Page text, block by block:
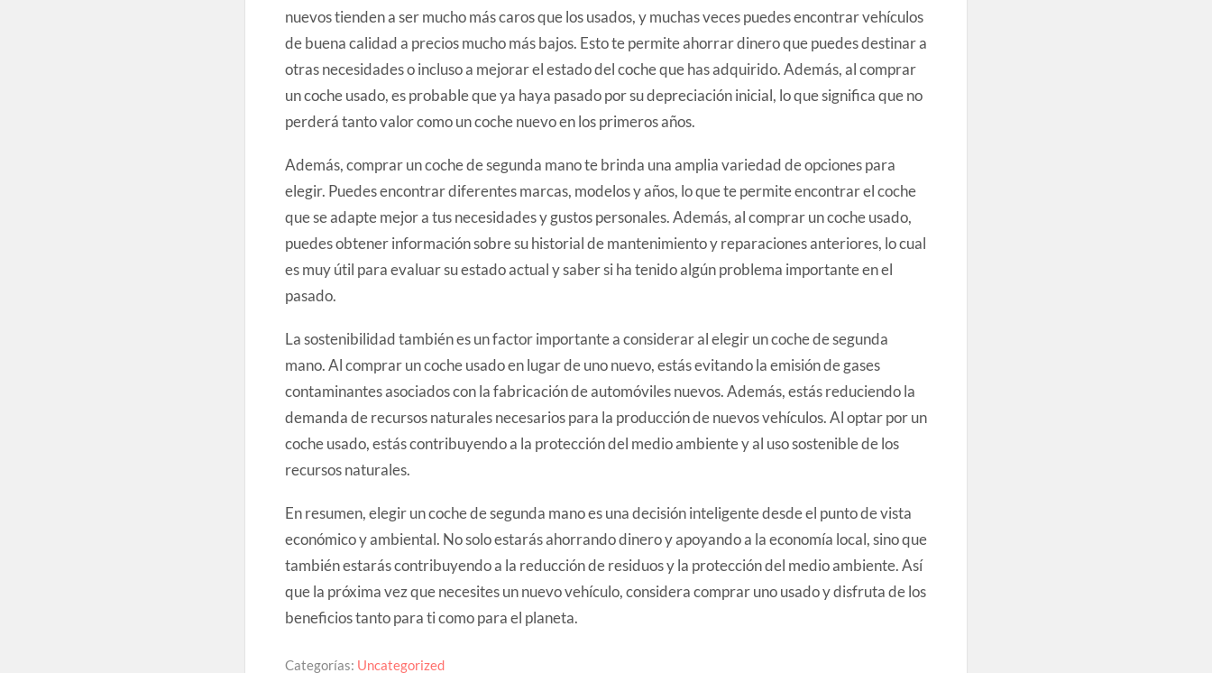
nuevos tienden a ser mucho más caros que los usados, y muchas veces puedes encontrar vehículos
de buena calidad a precios mucho más bajos. Esto te permite ahorrar dinero que puedes destinar a
otras necesidades o incluso a mejorar el estado del coche que has adquirido. Además, al comprar
un coche usado, es probable que ya haya pasado por su depreciación inicial, lo que significa que no
perderá tanto valor como un coche nuevo en los primeros años.
Además, comprar un coche de segunda mano te brinda una amplia variedad de opciones para
elegir. Puedes encontrar diferentes marcas, modelos y años, lo que te permite encontrar el coche
que se adapte mejor a tus necesidades y gustos personales. Además, al comprar un coche usado,
puedes obtener información sobre su historial de mantenimiento y reparaciones anteriores, lo cual
es muy útil para evaluar su estado actual y saber si ha tenido algún problema importante en el
pasado.
La sostenibilidad también es un factor importante a considerar al elegir un coche de segunda
mano. Al comprar un coche usado en lugar de uno nuevo, estás evitando la emisión de gases
contaminantes asociados con la fabricación de automóviles nuevos. Además, estás reduciendo la
demanda de recursos naturales necesarios para la producción de nuevos vehículos. Al optar por un
coche usado, estás contribuyendo a la protección del medio ambiente y al uso sostenible de los
recursos naturales.
En resumen, elegir un coche de segunda mano es una decisión inteligente desde el punto de vista
económico y ambiental. No solo estarás ahorrando dinero y apoyando a la economía local, sino que
también estarás contribuyendo a la reducción de residuos y la protección del medio ambiente. Así
que la próxima vez que necesites un nuevo vehículo, considera comprar uno usado y disfruta de los
beneficios tanto para ti como para el planeta.
Categorías: Uncategorized